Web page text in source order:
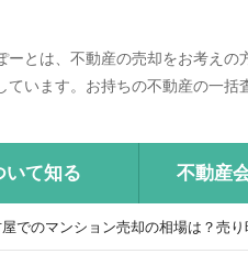
ーとは、不動産の売却をお考え
ています。お持ちの不動産の一括
いて知る 不動産
でのマンション売却の相場は？売り